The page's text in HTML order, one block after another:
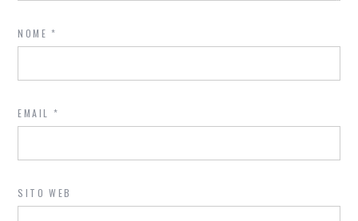
NOME*
EMAIL *
SITO WEB